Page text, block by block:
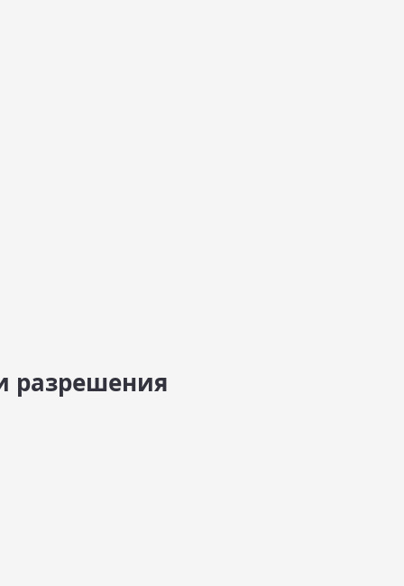
разрешения